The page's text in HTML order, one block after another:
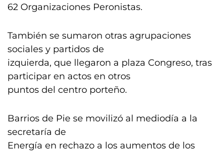
62 Organizaciones Peronistas.
También se sumaron otras agrupaciones
sociales y partidos de
izquierda, que llegaron a plaza Congreso, tras
participar en actos en otros
puntos del centro porteño.
Barrios de Pie se movilizó al mediodía a la
secretaría de
Energía en rechazo a los aumentos de los